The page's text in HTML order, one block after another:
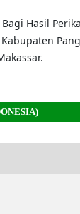
Hasil